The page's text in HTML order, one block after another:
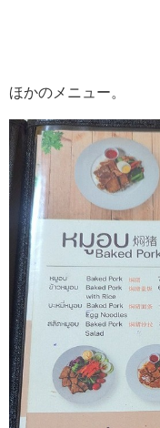
ほかのメニュー。